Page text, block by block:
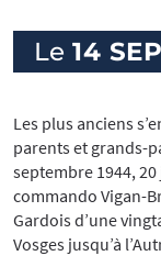
Le14
Les plus anciens
parents et grands-
septembre 1944,
commando Vigan-
Gardois d’une
Vosges jusqu’à